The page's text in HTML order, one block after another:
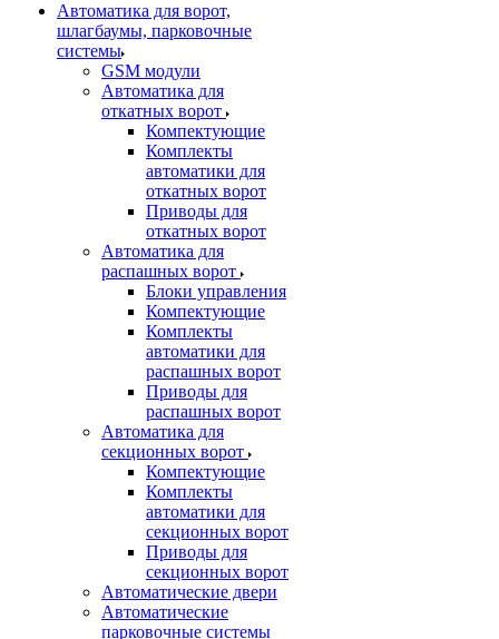
Автоматика для ворот,
шлагбаумы, парковочные
системы
GSM модули
Автоматика для
откатных ворот
Компектующие
Комплекты
автоматики для
откатных ворот
Приводы для
откатных ворот
Автоматика для
распашных ворот
Блоки управления
Компектующие
Комплекты
автоматики для
распашных ворот
Приводы для
распашных ворот
Автоматика для
секционных ворот
Компектующие
Комплекты
автоматики для
секционных ворот
Приводы для
секционных ворот
Автоматические двери
Автоматические
парковочные системы